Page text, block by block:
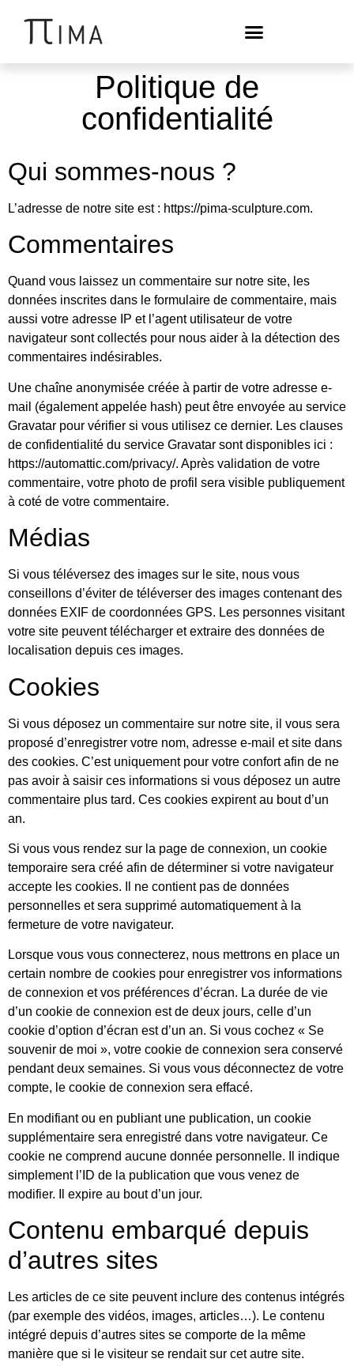
Politique de
confidentialité
Qui sommes-nous ?
L’adresse de notre site est : https://pima-sculpture.com.
Commentaires
Quand vous laissez un commentaire sur notre site, les
données inscrites dans le formulaire de commentaire, mais
aussi votre adresse IP et l’agent utilisateur de votre
navigateur sont collectés pour nous aider à la détection des
commentaires indésirables.
Une chaîne anonymisée créée à partir de votre adresse e-
mail (également appelée hash) peut être envoyée au service
Gravatar pour vérifier si vous utilisez ce dernier. Les clauses
de confidentialité du service Gravatar sont disponibles ici :
https://automattic.com/privacy/. Après validation de votre
commentaire, votre photo de profil sera visible publiquement
à coté de votre commentaire.
Médias
Si vous téléversez des images sur le site, nous vous
conseillons d’éviter de téléverser des images contenant des
données EXIF de coordonnées GPS. Les personnes visitant
votre site peuvent télécharger et extraire des données de
localisation depuis ces images.
Cookies
Si vous déposez un commentaire sur notre site, il vous sera
proposé d’enregistrer votre nom, adresse e-mail et site dans
des cookies. C’est uniquement pour votre confort afin de ne
pas avoir à saisir ces informations si vous déposez un autre
commentaire plus tard. Ces cookies expirent au bout d’un
an.
Si vous vous rendez sur la page de connexion, un cookie
temporaire sera créé afin de déterminer si votre navigateur
accepte les cookies. Il ne contient pas de données
personnelles et sera supprimé automatiquement à la
fermeture de votre navigateur.
Lorsque vous vous connecterez, nous mettrons en place un
certain nombre de cookies pour enregistrer vos informations
de connexion et vos préférences d’écran. La durée de vie
d’un cookie de connexion est de deux jours, celle d’un
cookie d’option d’écran est d’un an. Si vous cochez « Se
souvenir de moi », votre cookie de connexion sera conservé
pendant deux semaines. Si vous vous déconnectez de votre
compte, le cookie de connexion sera effacé.
En modifiant ou en publiant une publication, un cookie
supplémentaire sera enregistré dans votre navigateur. Ce
cookie ne comprend aucune donnée personnelle. Il indique
simplement l’ID de la publication que vous venez de
modifier. Il expire au bout d’un jour.
Contenu embarqué depuis
d’autres sites
Les articles de ce site peuvent inclure des contenus intégrés
(par exemple des vidéos, images, articles…). Le contenu
intégré depuis d’autres sites se comporte de la même
manière que si le visiteur se rendait sur cet autre site.